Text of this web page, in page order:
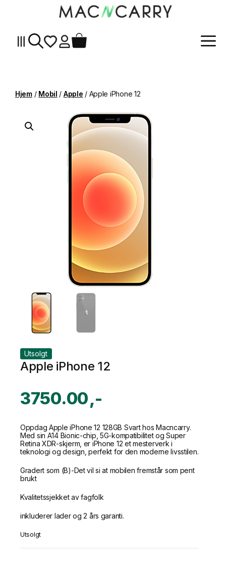
Hjem/ Mobil / Apple / Apple iPhone 12
Utsolgt
Apple iPhone 12
3750.00
Oppdag Apple iPhone 12 128GB Svart hos Macncarry.
Med sin A14 Bionic-chip, 5G-kompatibilitet og Super
Retina XDR-skjerm, er iPhone 12 et mesterverk i
teknologi og design, perfekt for den moderne livsstilen.
Gradert som (B)-Det vil si at mobilen fremstår som pent
brukt
Kvalitetssjekket av fagfolk
inkluderer lader og 2 års garanti.
Utsolgt